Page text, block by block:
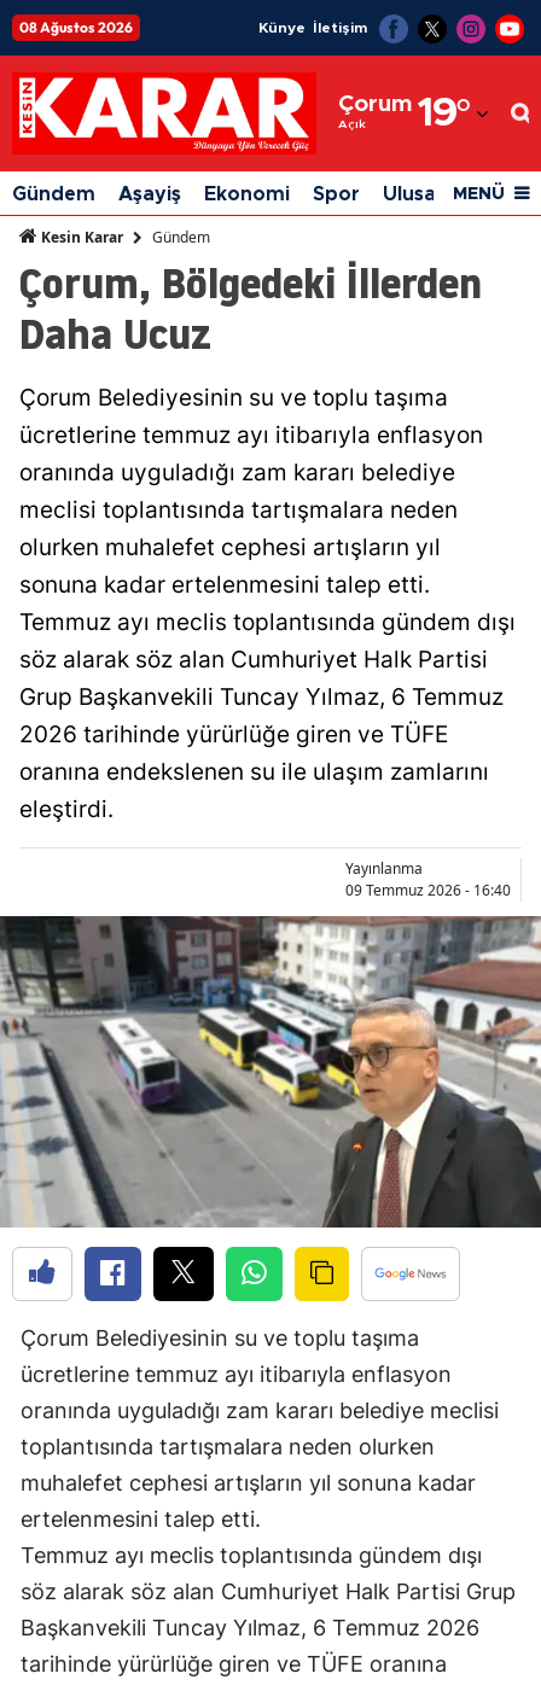
08 Ağustos 2026 Künye İletişim
Çorum
Açık 19°
Adıyaman
Afyonkarahisar
Ağrı
Amasya
Artvin
Aydın
Balıkesir
Bingöl
Bitlis
Bolu
Burdur
Çanakkale
Çankırı
Çorum
Denizli
Diyarbakır
Edirne
Elazığ
Erzincan
Erzurum
Eskişehir
Gaziantep
Giresun
Gümüşhane
Hatay
Isparta
Mersin
Gündem Aşayiş Ekonomi Spor Ulusal Siyaset
MENÜ
Kesin Karar Gündem
Çorum, Bölgedeki İllerden
Daha Ucuz
Çorum Belediyesinin su ve toplu taşıma
ücretlerine temmuz ayı itibarıyla enflasyon
oranında uyguladığı zam kararı belediye
meclisi toplantısında tartışmalara neden
olurken muhalefet cephesi artışların yıl
sonuna kadar ertelenmesini talep etti.
Temmuz ayı meclis toplantısında gündem dışı
söz alarak söz alan Cumhuriyet Halk Partisi
Grup Başkanvekili Tuncay Yılmaz, 6 Temmuz
2026 tarihinde yürürlüğe giren ve TÜFE
oranına endekslenen su ile ulaşım zamlarını
eleştirdi.
Yayınlanma
09 Temmuz 2026 - 16:40
Çorum Belediyesinin su ve toplu taşıma
ücretlerine temmuz ayı itibarıyla enflasyon
oranında uyguladığı zam kararı belediye meclisi
toplantısında tartışmalara neden olurken
muhalefet cephesi artışların yıl sonuna kadar
ertelenmesini talep etti.
Temmuz ayı meclis toplantısında gündem dışı
söz alarak söz alan Cumhuriyet Halk Partisi Grup
Başkanvekili Tuncay Yılmaz, 6 Temmuz 2026
tarihinde yürürlüğe giren ve TÜFE oranına